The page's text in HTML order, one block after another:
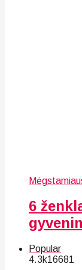
6
Popular
4.3k16681